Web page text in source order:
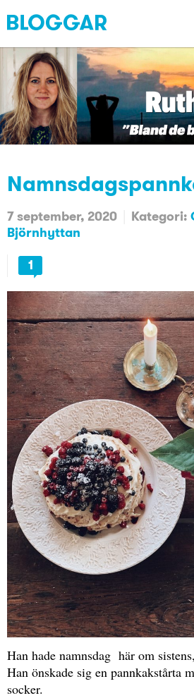
7 september, 2020 Kategori:
Björnhyttan
1
Han hade namnsdag här om
Han önskade sig en pannkakstårta
socker.